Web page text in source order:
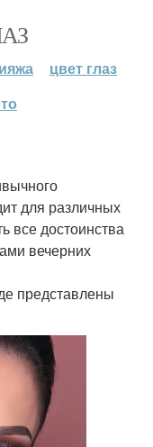
цвет глаз
для различных
все достоинства
вечерних
представлены